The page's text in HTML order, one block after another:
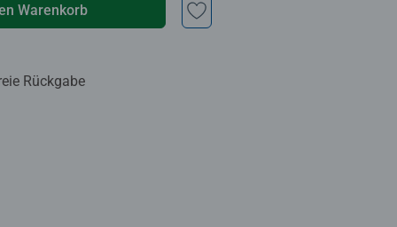
Warenkorb
Rückgabe